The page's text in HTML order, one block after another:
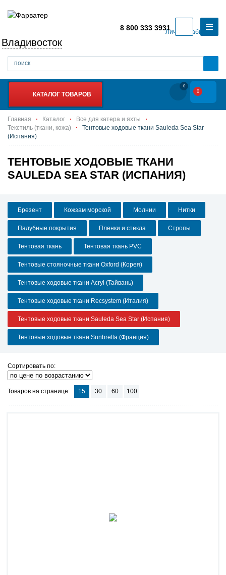
Личный кабинет
Владивосток
8 800 333 3931
КАТАЛОГ ТОВАРОВ
0
0
Главная Каталог
Все для катера и яхты
Текстиль (ткани, кожа)
Тентовые ходовые ткани Sauleda Sea Star
(Испания)
ТЕНТОВЫЕ ХОДОВЫЕ ТКАНИ
SAULEDA SEA STAR (ИСПАНИЯ)
Брезент Кожзам морской Молнии Нитки
Палубные покрытия Пленки и стекла Стропы
Тентовая ткань Тентовая ткань PVC
Тентовые стояночные ткани Oxford (Корея)
Тентовые ходовые ткани Acryl (Тайвань)
Тентовые ходовые ткани Recsystem (Италия)
Тентовые ходовые ткани Sauleda Sea Star (Испания)
Тентовые ходовые ткани Sunbrella (Франция)
Сортировать по:
Товаров на странице: 15 30 60 100